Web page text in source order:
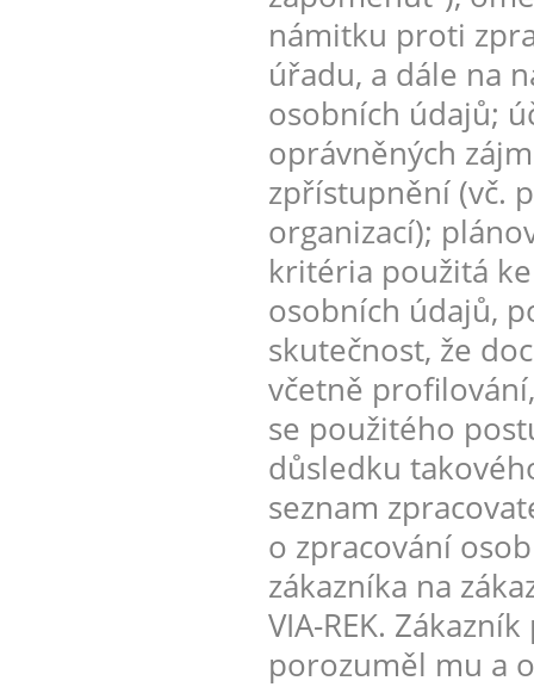
námitku proti
úřadu, a dále na
osobních údajů;
oprávněných
zpřístupnění (vč.
organizací);
kritéria použitá
osobních údajů,
skutečnost, že
včetně
se použitého
důsledku
seznam
o zpracování
zákazníka na
VIA-REK.
porozuměl mu a